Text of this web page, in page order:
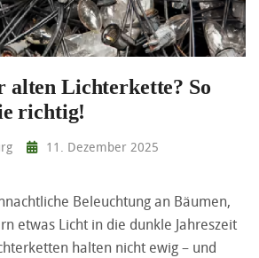
alten Lichterkette? So
richtig!
11. Dezember 2025
Beleuchtung an Bäumen,
etwas Licht in die dunkle Jahreszeit
halten nicht ewig – und